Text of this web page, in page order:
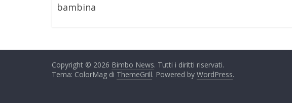
bambina
Copyright © 2026 Bimbo News. Tutti i diritti riservati.
Tema: ColorMag di ThemeGrill. Powered by WordPress.